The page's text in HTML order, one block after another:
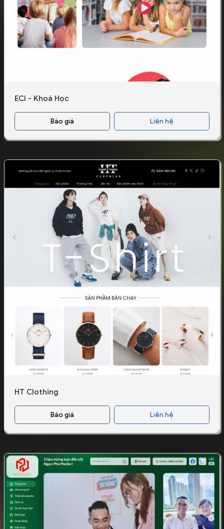
ECI - Khoá Học
Báo giá Liên hệ
HT Clothing
Báo giá Liên hệ